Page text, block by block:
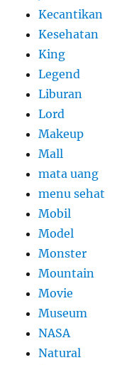
Kecantikan
Kesehatan
King
Legend
Liburan
Lord
Makeup
Mall
mata uang
menu sehat
Mobil
Model
Monster
Mountain
Movie
Museum
NASA
Natural